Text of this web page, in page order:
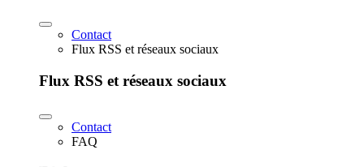
Contact
Flux RSS et réseaux sociaux
Flux RSS et réseaux sociaux
Contact
FAQ